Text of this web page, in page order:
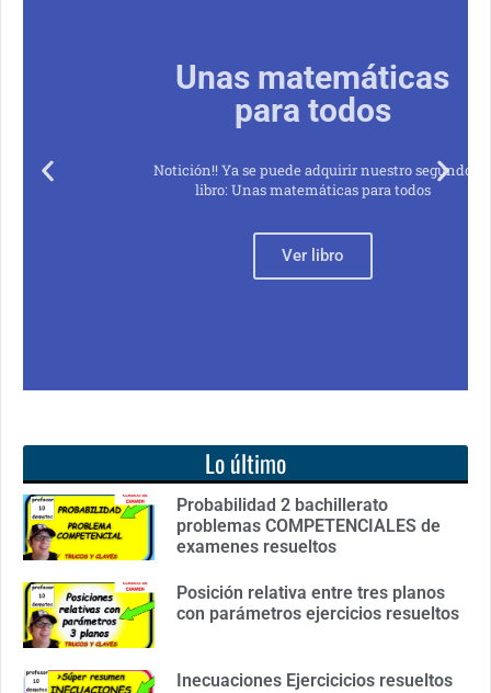
Unas matemáticas
para todos
Notición!! Ya se puede adquirir nuestro segundo
libro: Unas matemáticas para todos
Lo último
Probabilidad 2 bachillerato
problemas COMPETENCIALES de
examenes resueltos
Posición relativa entre tres planos
con parámetros ejercicios resueltos
Inecuaciones Ejercicicios resueltos